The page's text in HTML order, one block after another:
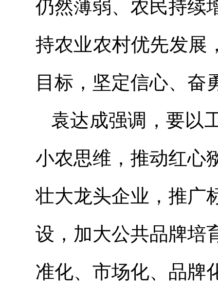
仍然薄弱、农民持续
持农业农村优先发展
目标，坚定信心、奋
袁达成强调，要以
小农思维，推动红心
壮大龙头企业，推广
设，加大公共品牌培
准化、市场化、品牌